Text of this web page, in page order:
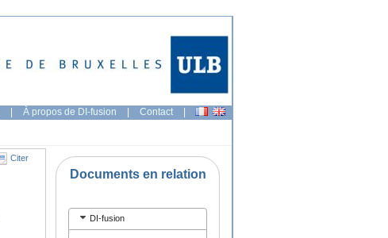
| À propos de DI-fusion | Contact |
Citer
Documents en relation
DI-fusion